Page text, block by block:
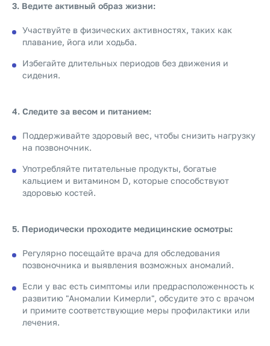
3. Ведите активный образ жизни:
Участвуйте в физических активностях, таких как
плавание, йога или ходьба.
Избегайте длительных периодов без движения и
сидения.
4. Следите за весом и питанием:
Поддерживайте здоровый вес, чтобы снизить нагрузку
на позвоночник.
Употребляйте питательные продукты, богатые
кальцием и витамином D, которые способствуют
здоровью костей.
5. Периодически проходите медицинские осмотры:
Регулярно посещайте врача для обследования
позвоночника и выявления возможных аномалий.
Если у вас есть симптомы или предрасположенность к
развитию "Аномалии Кимерли", обсудите это с врачом
и примите соответствующие меры профилактики или
лечения.